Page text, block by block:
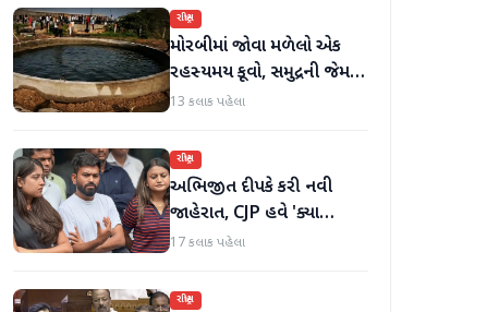
રાષ્ટ્રીય
મોરબીમાં જોવા મળેલો એક
રહસ્યમય કૂવો, સમુદ્રની જેમ
હિલોળા ખાતું પાણી
13 કલાક પહેલા
રાષ્ટ્રીય
અભિજીત દીપકે કરી નવી
જાહેરાત, CJP હવે 'ક્યા
બોલતી પબ્લિક' અભિયાન શરૂ
17 કલાક પહેલા
રાષ્ટ્રીય